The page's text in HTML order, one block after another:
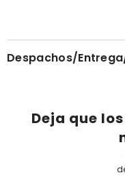
Despachos/
Deja que